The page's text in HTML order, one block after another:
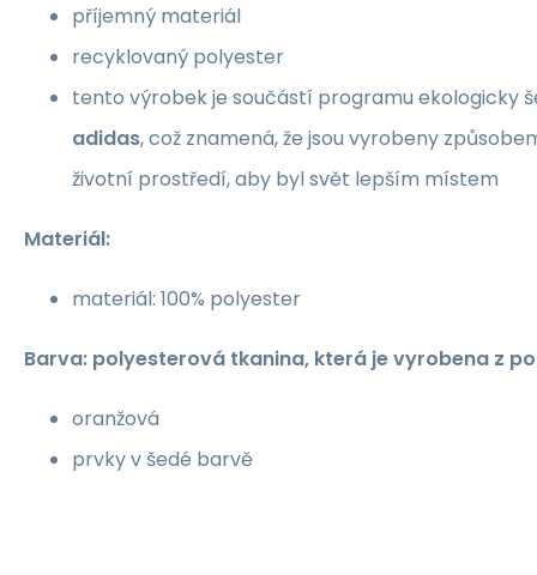
příjemný materiál
recyklovaný polyester
tento výrobek je součástí programu ekologicky
adidas, což znamená, že jsou vyrobeny
životní prostředí, aby byl svět lepším místem
Materiál:
materiál: 100% polyester
Barva: polyesterová tkanina, která je vyrobena z
oranžová
prvky v šedé barvě